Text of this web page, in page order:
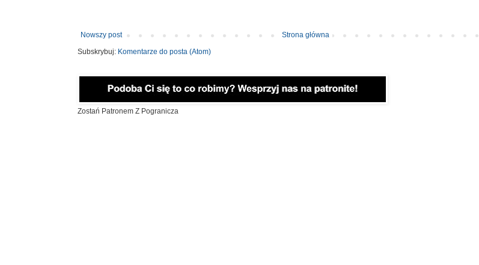
Nowszy post
Strona główna
Subskrybuj: Komentarze do posta (Atom)
Zostań Patronem Z Pogranicza